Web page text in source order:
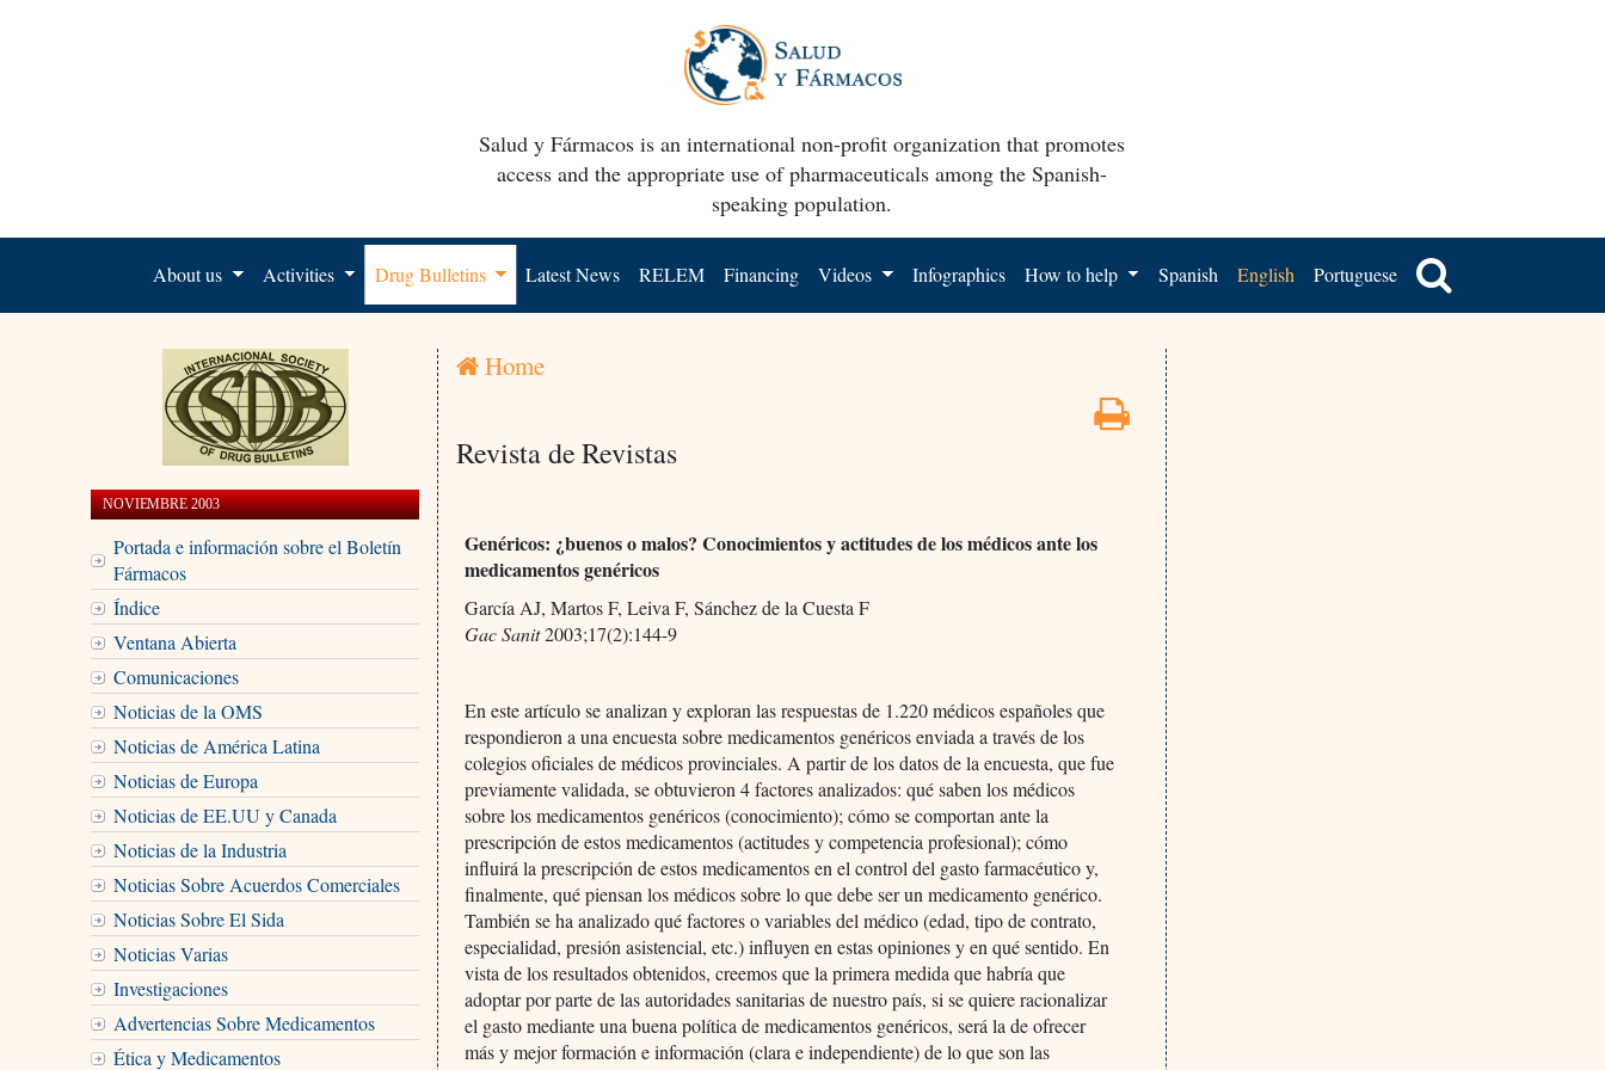
Salud y Fármacos is an international non-profit organization that promotes
access and the appropriate use of pharmaceuticals among the Spanish-
speaking population.
About us Activities Drug Bulletins Latest News RELEM Financing Videos Infographics How to help Spanish English Portuguese
NOVIEMBRE 2003
Portada e información sobre el Boletín
Fármacos
Índice
Ventana Abierta
Comunicaciones
Noticias de la OMS
Noticias de América Latina
Noticias de Europa
Noticias de EE.UU y Canada
Noticias de la Industria
Noticias Sobre Acuerdos Comerciales
Noticias Sobre El Sida
Noticias Varias
Investigaciones
Advertencias Sobre Medicamentos
Ética y Medicamentos
Home
Revista de Revistas
Genéricos: ¿buenos o malos? Conocimientos y actitudes de los médicos ante los
medicamentos genéricos
García AJ, Martos F, Leiva F, Sánchez de la Cuesta F
Gac Sanit2003;17(2):144-9
En este artículo se analizan y exploran las respuestas de 1.220 médicos españoles que
respondieron a una encuesta sobre medicamentos genéricos enviada a través de los
colegios oficiales de médicos provinciales. A partir de los datos de la encuesta, que fue
previamente validada, se obtuvieron 4 factores analizados: qué saben los médicos
sobre los medicamentos genéricos (conocimiento); cómo se comportan ante la
prescripción de estos medicamentos (actitudes y competencia profesional); cómo
influirá la prescripción de estos medicamentos en el control del gasto farmacéutico y,
finalmente, qué piensan los médicos sobre lo que debe ser un medicamento genérico.
También se ha analizado qué factores o variables del médico (edad, tipo de contrato,
especialidad, presión asistencial, etc.) influyen en estas opiniones y en qué sentido. En
vista de los resultados obtenidos, creemos que la primera medida que habría que
adoptar por parte de las autoridades sanitarias de nuestro país, si se quiere racionalizar
el gasto mediante una buena política de medicamentos genéricos, será la de ofrecer
más y mejor formación e información (clara e independiente) de lo que son las